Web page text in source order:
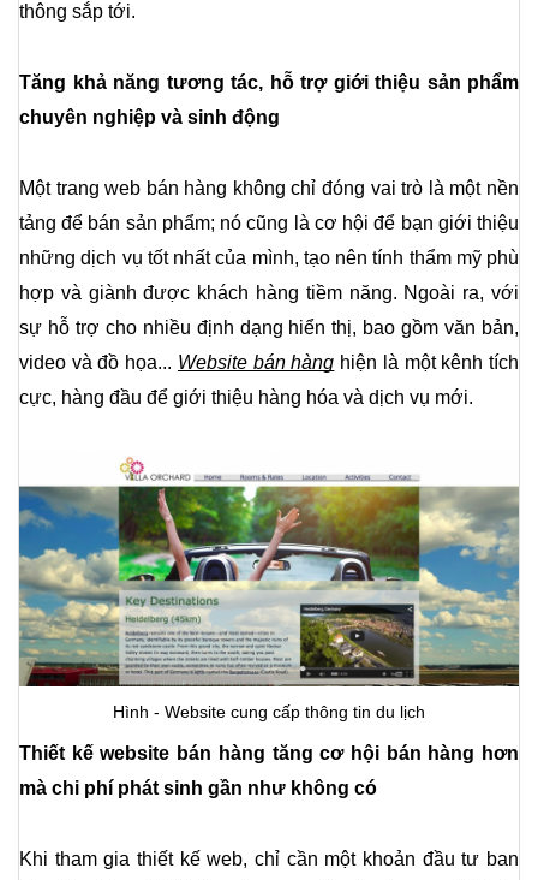
thông sắp tới.
Tăng khả năng tương tác, hỗ trợ giới thiệu sản phẩm
chuyên nghiệp và sinh động
Một trang web bán hàng không chỉ đóng vai trò là một nền
tảng để bán sản phẩm; nó cũng là cơ hội để bạn giới thiệu
những dịch vụ tốt nhất của mình, tạo nên tính thẩm mỹ phù
hợp và giành được khách hàng tiềm năng. Ngoài ra, với
sự hỗ trợ cho nhiều định dạng hiển thị, bao gồm văn bản,
video và đồ họa... Website bán hàng hiện là một kênh tích
cực, hàng đầu để giới thiệu hàng hóa và dịch vụ mới.
Hình - Website cung cấp thông tin du lịch
Thiết kế website bán hàng tăng cơ hội bán hàng hơn
mà chi phí phát sinh gần như không có
Khi tham gia thiết kế web, chỉ cần một khoản đầu tư ban